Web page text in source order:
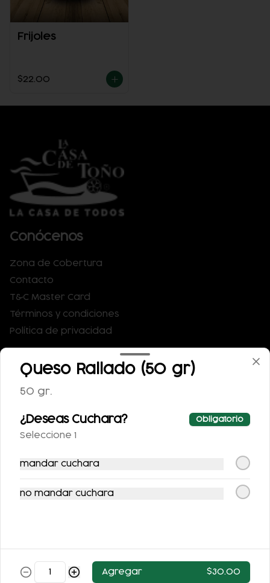
Frijoles
$22.00
Conócenos
Zona de Cobertura
Contacto
T&C Master Card
Términos y condiciones
Política de privacidad
Puntos La Casa de Toño
Queso Rallado (50 gr)
50 gr.
¿Deseas Cuchara? Obligatorio
Seleccione 1
mandar cuchara
no mandar cuchara
Agregar $30.00